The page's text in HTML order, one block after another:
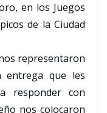
en los Juegos
de la Ciudad
representaron
que les
responder con
nos colocaron